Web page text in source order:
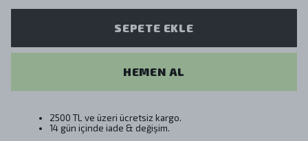
SEPETE EKLE
HEMEN AL
2500 TL ve üzeri ücretsiz kargo.
14 gün içinde iade & değişim.